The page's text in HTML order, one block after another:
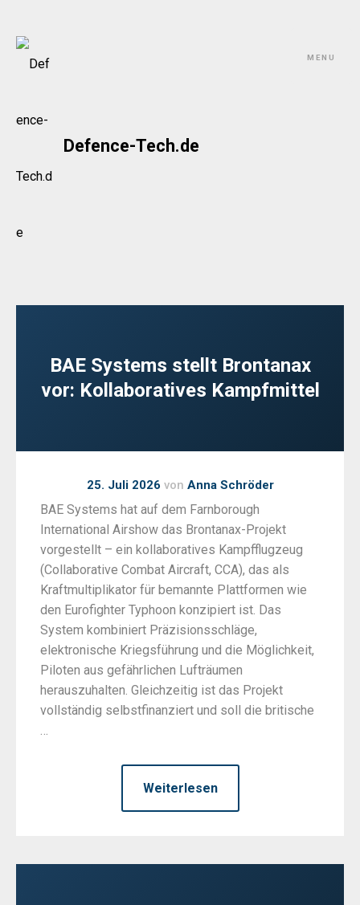
Skip
Defence-Tech.de
MENU
BAE Systems stellt Brontanax
vor: Kollaboratives Kampfmittel
25. Juli 2026 von Anna Schröder
BAE Systems hat auf dem Farnborough
International Airshow das Brontanax-Projekt
vorgestellt – ein kollaboratives Kampfflugzeug
(Collaborative Combat Aircraft, CCA), das als
Kraftmultiplikator für bemannte Plattformen wie
den Eurofighter Typhoon konzipiert ist. Das
System kombiniert Präzisionsschläge,
elektronische Kriegsführung und die Möglichkeit,
Piloten aus gefährlichen Lufträumen
herauszuhalten. Gleichzeitig ist das Projekt
vollständig selbstfinanziert und soll die britische
…
Weiterlesen